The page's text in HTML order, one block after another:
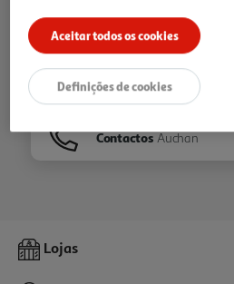
Ir para Homepage
Folhetos
Contactos Auchan
Lojas
Aceitar todos os cookies
Definições de cookies